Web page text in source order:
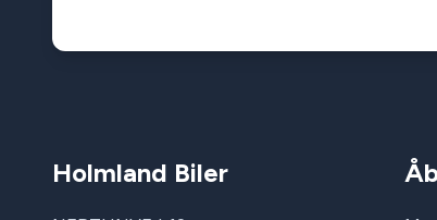
Holmland Biler